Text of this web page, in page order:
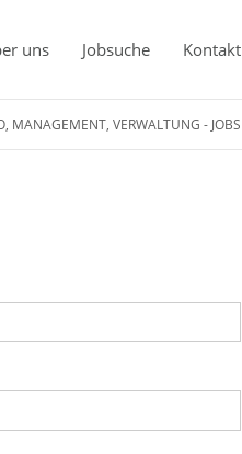
uns Jobsuche Kontakt
MANAGEMENT, VERWALTUNG - JOBS